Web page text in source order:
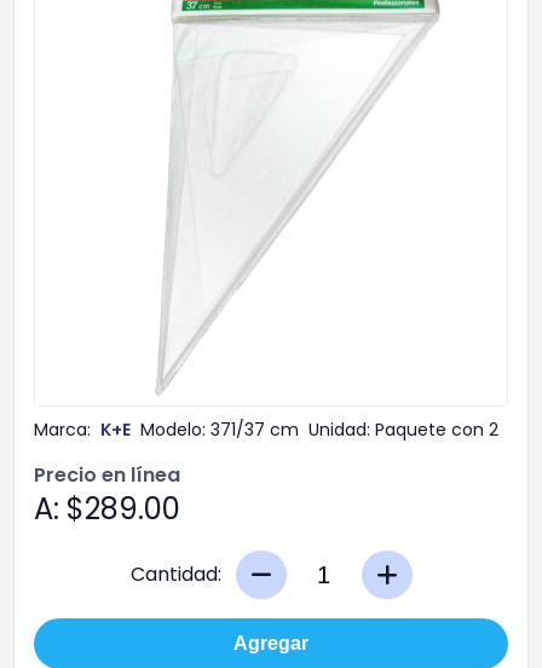
Marca: K+E Modelo: 371/37 cm Unidad: Paquete con 2
Precio en línea
A: $289.00
Cantidad:
Agregar